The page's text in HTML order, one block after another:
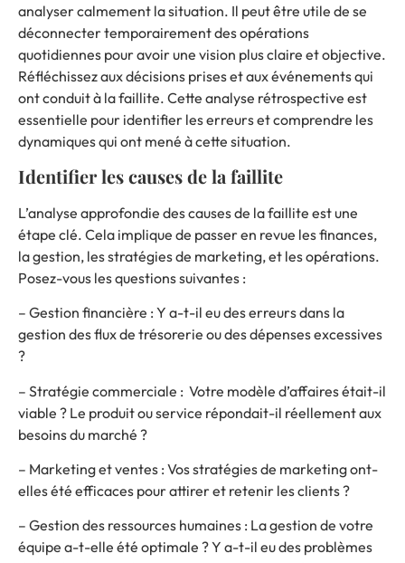
analyser calmement la situation. Il peut être utile de se
déconnecter temporairement des opérations
quotidiennes pour avoir une vision plus claire et objective.
Réfléchissez aux décisions prises et aux événements qui
ont conduit à la faillite. Cette analyse rétrospective est
essentielle pour identifier les erreurs et comprendre les
dynamiques qui ont mené à cette situation.
Identifier les causes de la faillite
L’analyse approfondie des causes de la faillite est une
étape clé. Cela implique de passer en revue les finances,
la gestion, les stratégies de marketing, et les opérations.
Posez-vous les questions suivantes :
– Gestion financière : Y a-t-il eu des erreurs dans la
gestion des flux de trésorerie ou des dépenses excessives
?
– Stratégie commerciale : Votre modèle d’affaires était-il
viable ? Le produit ou service répondait-il réellement aux
besoins du marché ?
– Marketing et ventes : Vos stratégies de marketing ont-
elles été efficaces pour attirer et retenir les clients ?
– Gestion des ressources humaines : La gestion de votre
équipe a-t-elle été optimale ? Y a-t-il eu des problèmes